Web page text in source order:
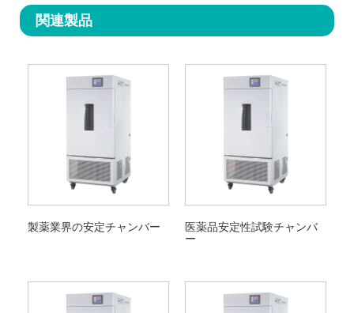
関連製品
製薬業界の安定チャンバー
医薬品安定性試験チャンバ
ー